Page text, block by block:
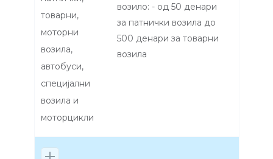
товарни,
моторни
возила,
автобуси,
специјални
возила и
моторцикли
возило: - од 50 денари
за патнички возила до
500 денари за товарни
возила